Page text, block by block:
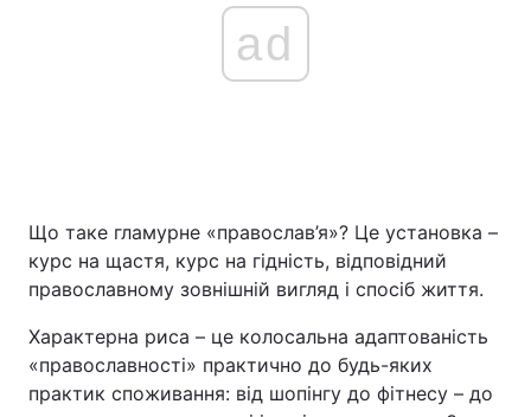
ad
Що таке гламурне «православ’я»? Це установка –
курс на щастя, курс на гідність, відповідний
православному зовнішній вигляд і спосіб життя.
Характерна риса – це колосальна адаптованість
«православності» практично до будь-яких
практик споживання: від шопінгу до фітнесу – до